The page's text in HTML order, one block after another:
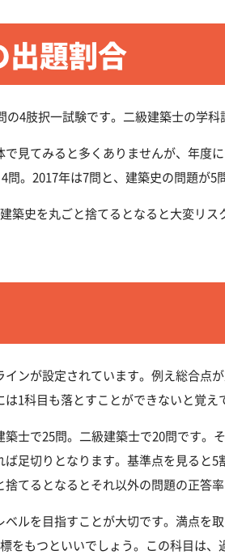
出題割合
4肢択一試験です。二級建築士の学科
見てみると多くありませんが、年度
。2017年は7問と、建築史の問題が5
築史を丸ごと捨てるとなると大変リ
ンが設定されています。例え総合点
1科目も落とすことができないと覚え
士で25問。二級建築士で20問です
足切りとなります。基準点を見ると
てるとなるとそれ以外の問題の正答率
ルを目指すことが大切です。満点を
をもつといいでしょう。この科目は